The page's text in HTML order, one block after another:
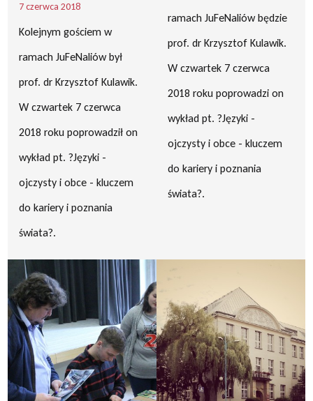
7 czerwca 2018
Kolejnym gościem w
ramach JuFeNaliów był
prof. dr Krzysztof Kulawik.
W czwartek 7 czerwca
2018 roku poprowadził on
wykład pt. ?Języki -
ojczysty i obce - kluczem
do kariery i poznania
świata?.
ramach JuFeNaliów będzie
prof. dr Krzysztof Kulawik.
W czwartek 7 czerwca
2018 roku poprowadzi on
wykład pt. ?Języki -
ojczysty i obce - kluczem
do kariery i poznania
świata?.